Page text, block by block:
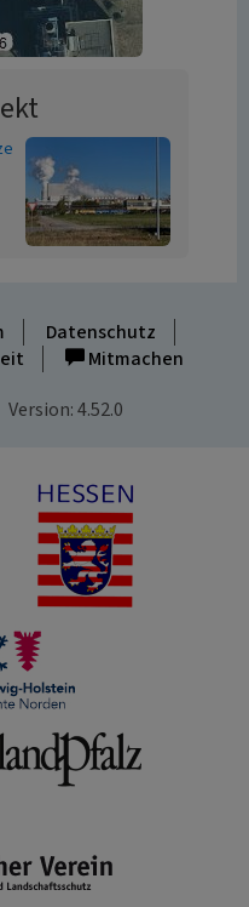
Datenschutz
Mitmachen
Version: 4.52.0